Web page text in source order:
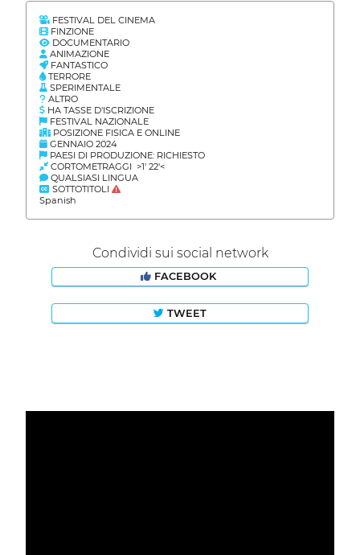
FESTIVAL DEL CINEMA
FINZIONE
DOCUMENTARIO
ANIMAZIONE
FANTASTICO
TERRORE
SPERIMENTALE
ALTRO
HA TASSE D'ISCRIZIONE
FESTIVAL NAZIONALE
POSIZIONE FISICA E ONLINE
GENNAIO 2024
PAESI DI PRODUZIONE: RICHIESTO
CORTOMETRAGGI >1' 22'<
QUALSIASI LINGUA
SOTTOTITOLI
Spanish
Condividi sui social network
FACEBOOK
TWEET